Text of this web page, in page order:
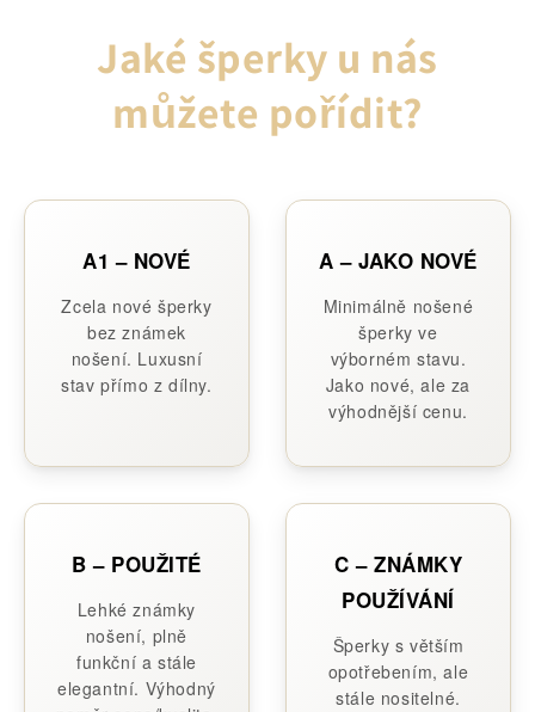
Jaké šperky u nás
můžete pořídit?
A1 – NOVÉ
Zcela nové šperky
bez známek
nošení. Luxusní
stav přímo z dílny.
A – JAKO NOVÉ
Minimálně nošené
šperky ve
výborném stavu.
Jako nové, ale za
výhodnější cenu.
B – POUŽITÉ
Lehké známky
nošení, plně
funkční a stále
elegantní. Výhodný
C – ZNÁMKY
POUŽÍVÁNÍ
Šperky s větším
opotřebením, ale
stále nositelné.